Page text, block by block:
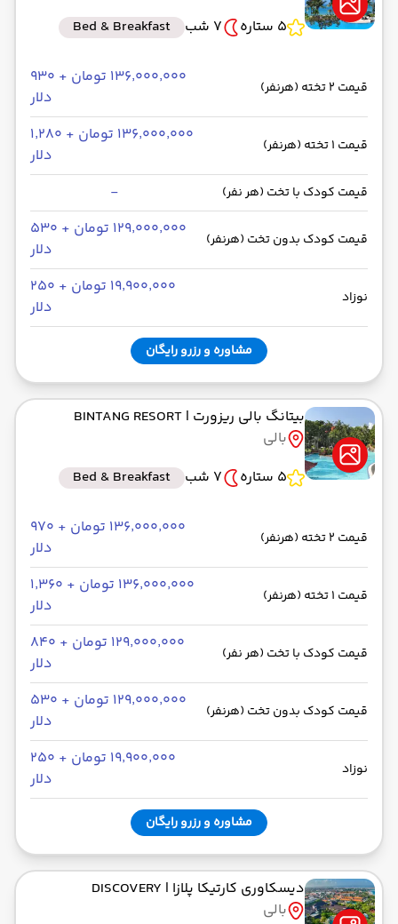
5 ستاره
7 شب Bed & Breakfast
قیمت 2 تخته (هرنفر)
۱۳۶٬۰۰۰٬۰۰۰ تومان + ۹۳۰
دلار
قیمت 1 تخته (هرنفر)
۱۳۶٬۰۰۰٬۰۰۰ تومان + ۱٬۲۸۰
دلار
قیمت کودک با تخت (هر نفر) -
قیمت کودک بدون تخت (هرنفر)
۱۲۹٬۰۰۰٬۰۰۰ تومان + ۵۳۰
دلار
نوزاد
۱۹٬۹۰۰٬۰۰۰ تومان + ۲۵۰
دلار
مشاوره و رزرو رایگان
بیتانگ بالی ریزورت | BINTANG RESORT
بالی
5 ستاره
7 شب Bed & Breakfast
قیمت 2 تخته (هرنفر)
۱۳۶٬۰۰۰٬۰۰۰ تومان + ۹۷۰
دلار
قیمت 1 تخته (هرنفر)
۱۳۶٬۰۰۰٬۰۰۰ تومان + ۱٬۳۶۰
دلار
قیمت کودک با تخت (هر نفر)
۱۲۹٬۰۰۰٬۰۰۰ تومان + ۸۴۰
دلار
قیمت کودک بدون تخت (هرنفر)
۱۲۹٬۰۰۰٬۰۰۰ تومان + ۵۳۰
دلار
نوزاد
۱۹٬۹۰۰٬۰۰۰ تومان + ۲۵۰
دلار
مشاوره و رزرو رایگان
دیسکاوری کارتیکا پلازا | DISCOVERY
بالی